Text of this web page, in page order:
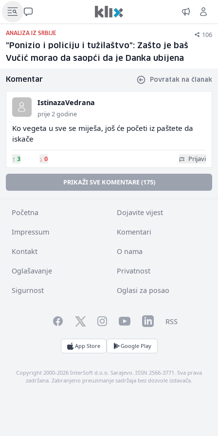
ANALIZA IZ SRBIJE 106
"Ponizio i policiju i tužilaštvo": Zašto je baš
Vučić morao da saopći da je Danka ubijena
Komentar Povratak na članak
IstinazaVedrana
prije 2 godine
Ko vegeta u sve se miješa, još će početi iz paštete da
iskače
↑ 3 ↓ 0 Prijavi
PRIKAŽI SVE KOMENTARE (175)
Početna Dojavite vijest
Impressum Komentari
Kontakt O nama
Oglašavanje Privatnost
Sigurnost Oglasi za posao
FacebookTwitterInstagramYouTubeLinkedInRSS
App Store Google Play
Copyright 2000-2026 InterSoft d.o.o. Sarajevo. ISSN 2566-3771. Sva prava
zadržana. Zabranjeno preuzimanje sadržaja bez dozvole izdavača.